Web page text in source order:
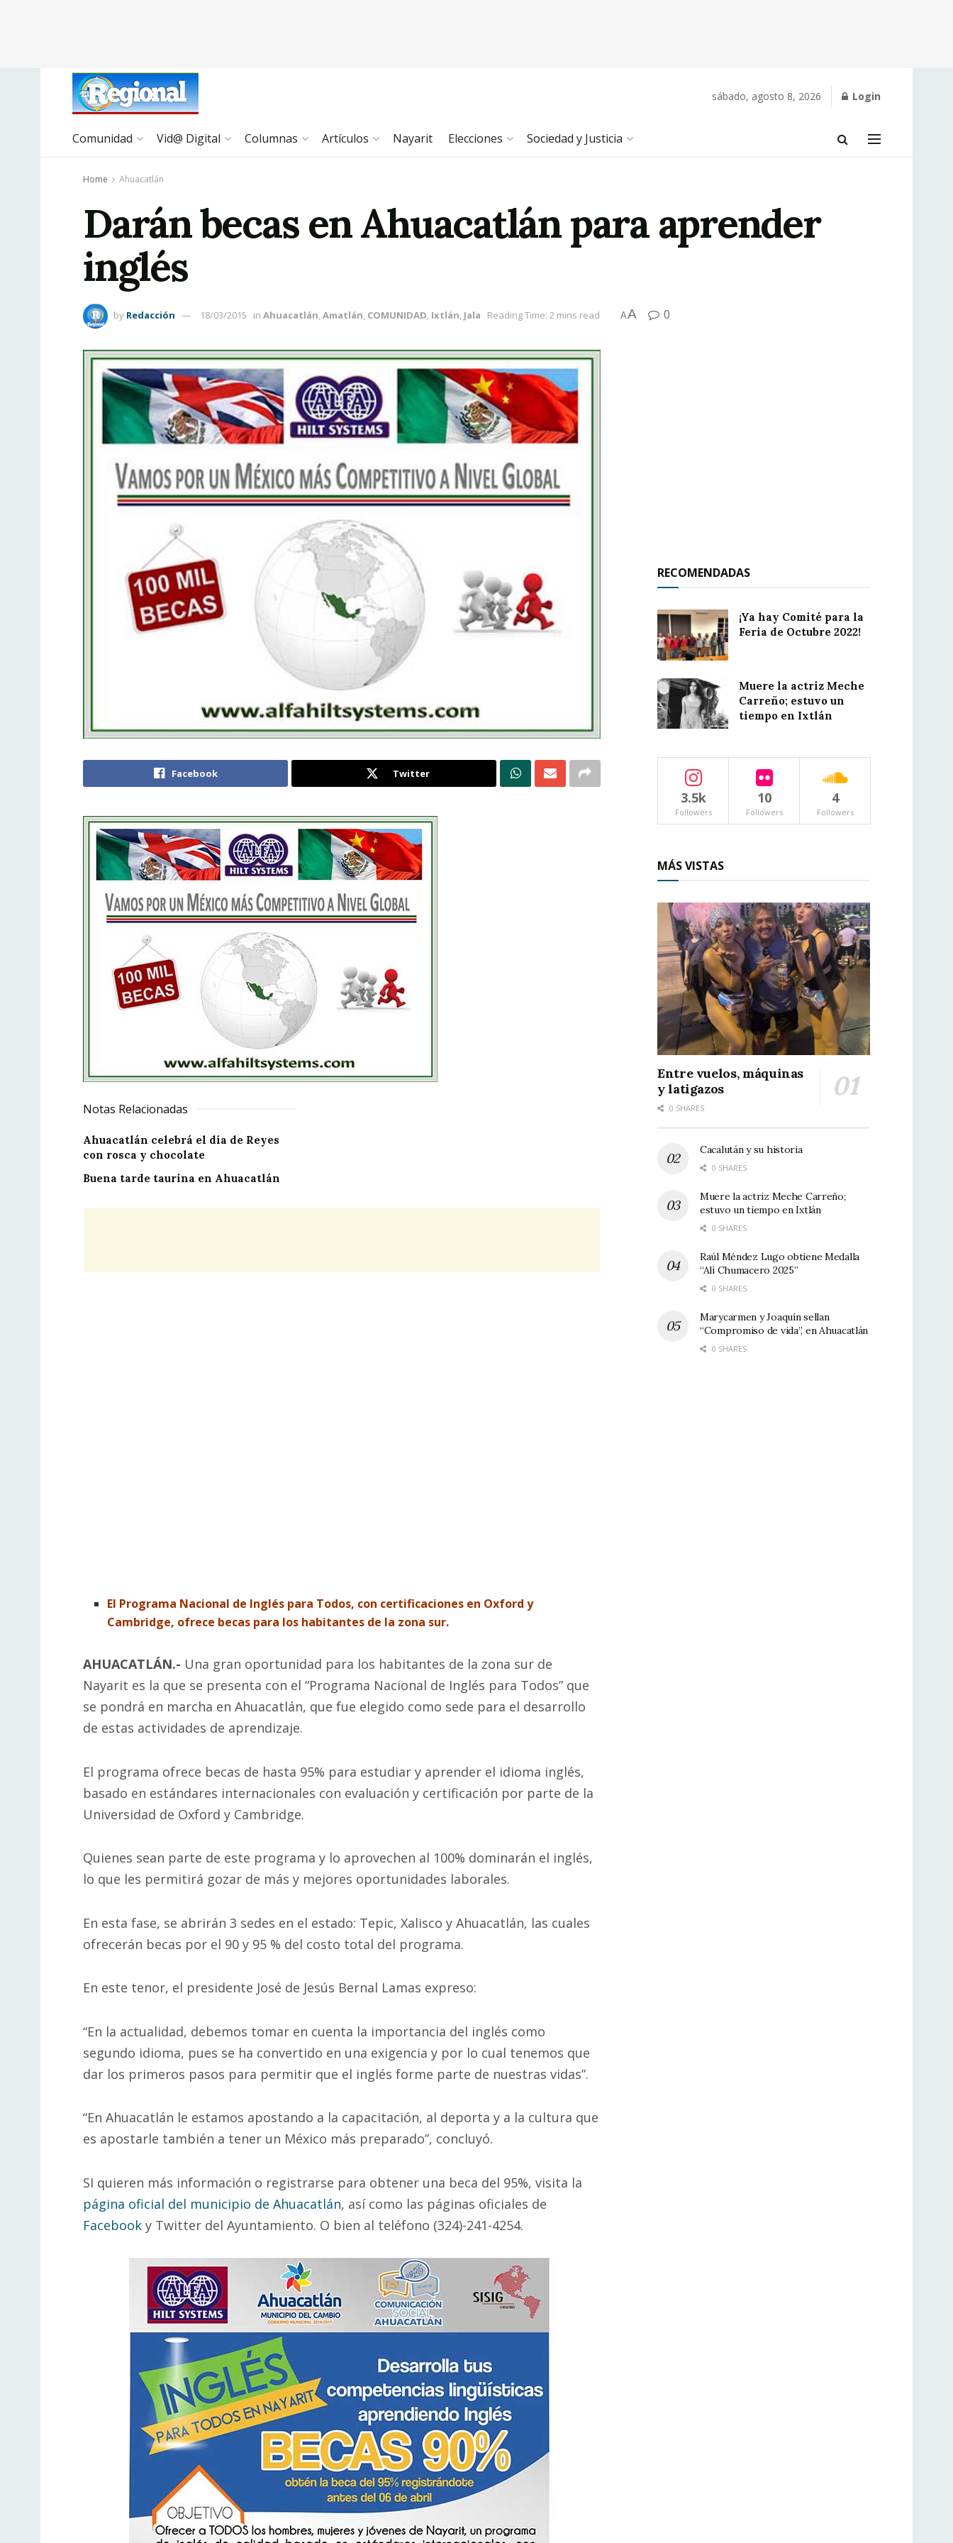
sábado, agosto 8, 2026 Login
Comunidad Vid@ Digital Columnas Artículos Nayarit Elecciones Sociedad y Justicia
Home Ahuacatlán
Darán becas en Ahuacatlán para aprender
inglés
by Redacción 18/03/2015 in Ahuacatlán,Amatlán, COMUNIDAD, Ixtlán, Jala Reading Time: 2 mins read AA 0
Facebook Twitter
Notas Relacionadas
Ahuacatlán celebrá el día de Reyes
con rosca y chocolate
Buena tarde taurina en Ahuacatlán
El Programa Nacional de Inglés para Todos, con certificaciones en Oxford y
Cambridge, ofrece becas para los habitantes de la zona sur.
AHUACATLÁN.- Una gran oportunidad para los habitantes de la zona sur de
Nayarit es la que se presenta con el “Programa Nacional de Inglés para Todos” que
se pondrá en marcha en Ahuacatlán, que fue elegido como sede para el desarrollo
de estas actividades de aprendizaje.
El programa ofrece becas de hasta 95% para estudiar y aprender el idioma inglés,
basado en estándares internacionales con evaluación y certificación por parte de la
Universidad de Oxford y Cambridge.
Quienes sean parte de este programa y lo aprovechen al 100% dominarán el inglés,
lo que les permitirá gozar de más y mejores oportunidades laborales.
En esta fase, se abrirán 3 sedes en el estado: Tepic, Xalisco y Ahuacatlán, las cuales
ofrecerán becas por el 90 y 95 % del costo total del programa.
En este tenor, el presidente José de Jesús Bernal Lamas expreso:
“En la actualidad, debemos tomar en cuenta la importancia del inglés como
segundo idioma, pues se ha convertido en una exigencia y por lo cual tenemos que
dar los primeros pasos para permitir que el inglés forme parte de nuestras vidas”.
“En Ahuacatlán le estamos apostando a la capacitación, al deporta y a la cultura que
es apostarle también a tener un México más preparado”, concluyó.
SI quieren más información o registrarse para obtener una beca del 95%, visita la
página oficial del municipio de Ahuacatlán, así como las páginas oficiales de
Facebook y Twitter del Ayuntamiento. O bien al teléfono (324)-241-4254.
RECOMENDADAS
¡Ya hay Comité para la
Feria de Octubre 2022!
Muere la actriz Meche
Carreño; estuvo un
tiempo en Ixtlán
3.5k
Followers
10
Followers
4
Followers
MÁS VISTAS
Entre vuelos, máquinas
y latigazos
0 SHARES
Cacalután y su historia
0 SHARES
Muere la actriz Meche Carreño;
estuvo un tiempo en Ixtlán
0 SHARES
Raúl Méndez Lugo obtiene Medalla
“Alí Chumacero 2025”
0 SHARES
Marycarmen y Joaquín sellan
“Compromiso de vida”, en Ahuacatlán
0 SHARES